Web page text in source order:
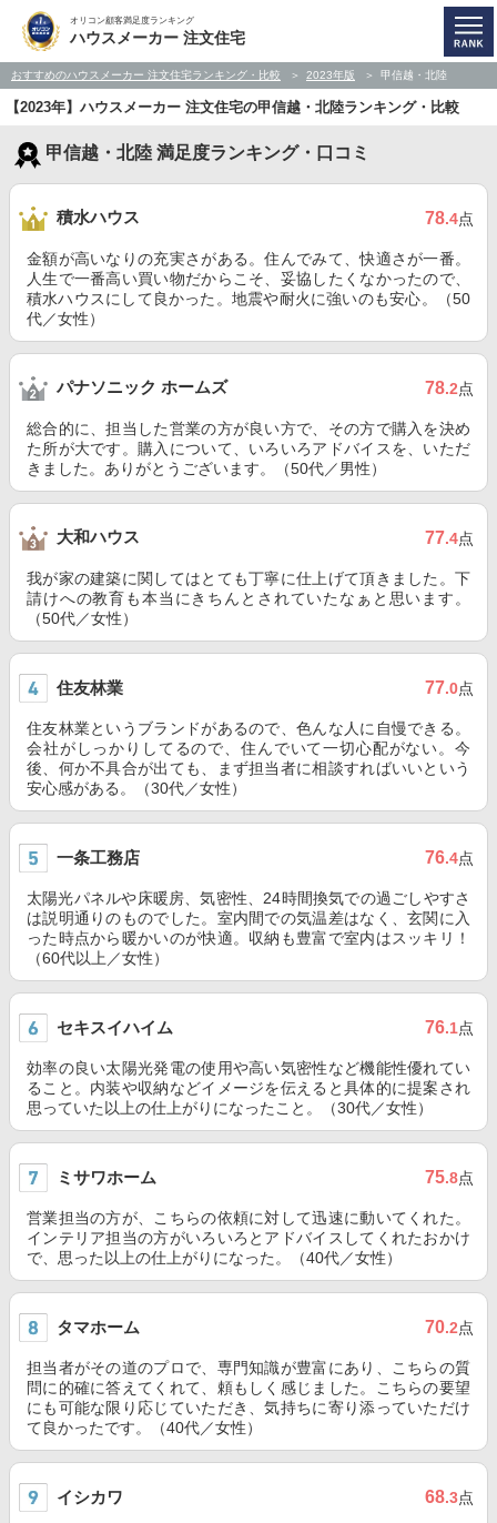
オリコン顧客満足度ランキング
ハウスメーカー 注文住宅
おすすめのハウスメーカー 注文住宅ランキング・比較 2023年版 甲信越・北陸
【2023年】ハウスメーカー 注文住宅の甲信越・北陸ランキング・比較
甲信越・北陸 満足度ランキング・口コミ
積水ハウス 78.4点
金額が高いなりの充実さがある。住んでみて、快適さが一番。
人生で一番高い買い物だからこそ、妥協したくなかったので、
積水ハウスにして良かった。地震や耐火に強いのも安心。（50
代／女性）
パナソニック ホームズ 78.2点
総合的に、担当した営業の方が良い方で、その方で購入を決め
た所が大です。購入について、いろいろアドバイスを、いただ
きました。ありがとうございます。（50代／男性）
大和ハウス 77.4点
我が家の建築に関してはとても丁寧に仕上げて頂きました。下
請けへの教育も本当にきちんとされていたなぁと思います。
（50代／女性）
住友林業 77.0点
住友林業というブランドがあるので、色んな人に自慢できる。
会社がしっかりしてるので、住んでいて一切心配がない。今
後、何か不具合が出ても、まず担当者に相談すればいいという
安心感がある。（30代／女性）
一条工務店 76.4点
太陽光パネルや床暖房、気密性、24時間換気での過ごしやすさ
は説明通りのものでした。室内間での気温差はなく、玄関に入
った時点から暖かいのが快適。収納も豊富で室内はスッキリ！
（60代以上／女性）
セキスイハイム 76.1点
効率の良い太陽光発電の使用や高い気密性など機能性優れてい
ること。内装や収納などイメージを伝えると具体的に提案され
思っていた以上の仕上がりになったこと。（30代／女性）
ミサワホーム 75.8点
営業担当の方が、こちらの依頼に対して迅速に動いてくれた。
インテリア担当の方がいろいろとアドバイスしてくれたおかけ
で、思った以上の仕上がりになった。（40代／女性）
タマホーム 70.2点
担当者がその道のプロで、専門知識が豊富にあり、こちらの質
問に的確に答えてくれて、頼もしく感じました。こちらの要望
にも可能な限り応じていただき、気持ちに寄り添っていただけ
て良かったです。（40代／女性）
イシカワ 68.3点